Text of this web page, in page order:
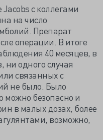
с коллегами
на число
Препарат
операции. В итоге
40 месяцев, в
ни одного случая
связанных с
не было. Было
можно безопасно и
в малых дозах, более
возможно,